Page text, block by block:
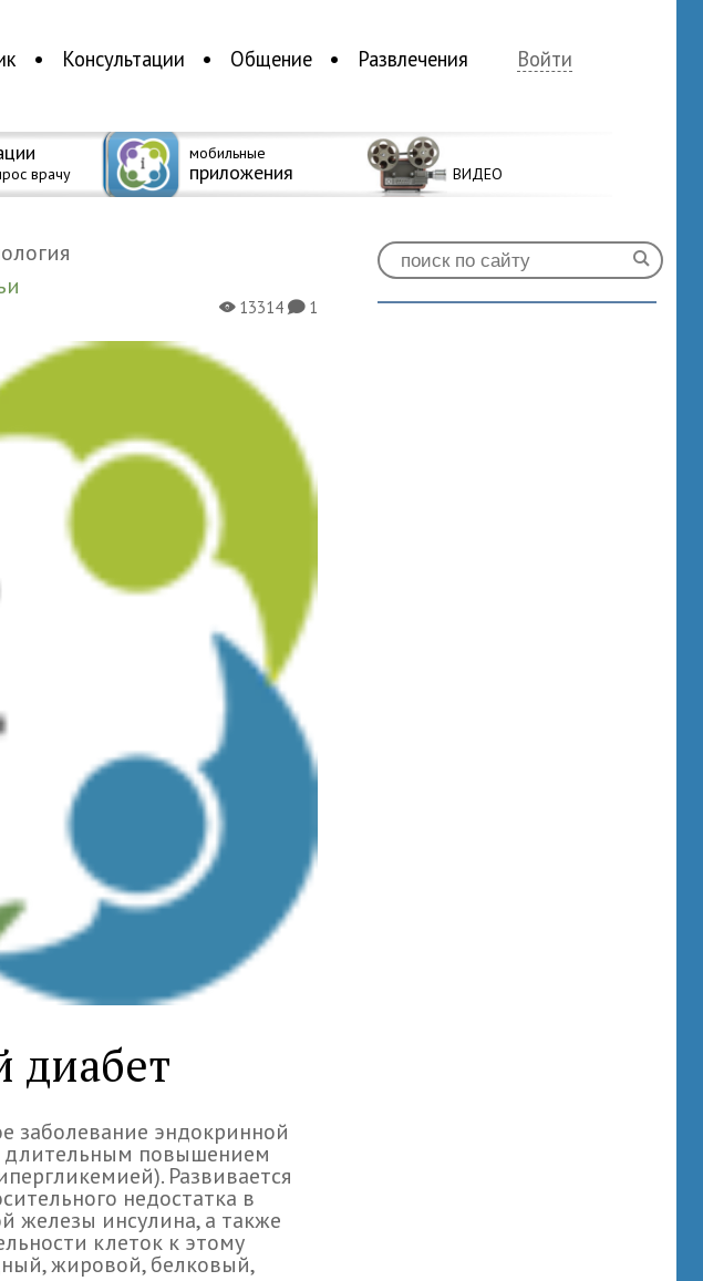
Консультации Общение Развлечения Войти
врачу
мобильные
приложения ВИДЕО
X13314K1
диабет
заболевание эндокринной
длительным повышением
Развивается
недостатка в
железы инсулина, а также
клеток к этому
жировой, белковый,